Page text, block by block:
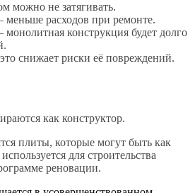
можно не затягивать.
расходов при ремонте.
конструкция будет долго
снижает риски её повреждений.
как конструктор.
плиты, которые могут быть как
для строительства
реновации.